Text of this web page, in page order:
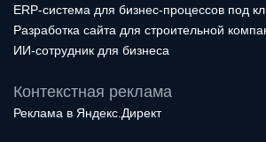
ERP-система для бизнес-процессов под
Разработка сайта для строительной
ИИ-сотрудник для бизнеса
Контекстная реклама
Реклама в Яндекс.Директ